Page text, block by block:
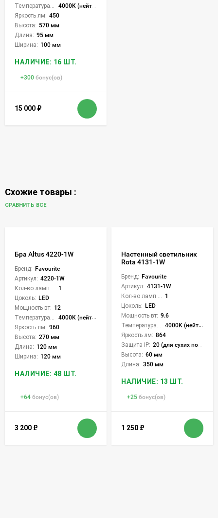
4000K (нейтральный)
Яркость лм: 450
Высота: 570 мм
Длина: 95 мм
Ширина: 100 мм
НАЛИЧИЕ: 16 ШТ.
+300 бонус(ов)
15 000 ₽
Схожие товары :
СРАВНИТЬ ВСЕ
Бра Altus 4220-1W
Бренд: Favourite
Артикул: 4220-1W
1
Цоколь: LED
Мощность вт: 12
4000K (нейтральный)
Яркость лм: 960
Высота: 270 мм
Длина: 120 мм
Ширина: 120 мм
НАЛИЧИЕ: 48 ШТ.
+64 бонус(ов)
3 200 ₽
Настенный светильник
Rota 4131-1W
Бренд: Favourite
Артикул: 4131-1W
1
Цоколь: LED
Мощность вт: 9.6
4000K (нейтральный)
Яркость лм: 864
Защита IP: 20 (для сухих пом.)
Высота: 60 мм
Длина: 350 мм
НАЛИЧИЕ: 13 ШТ.
+25 бонус(ов)
1 250 ₽